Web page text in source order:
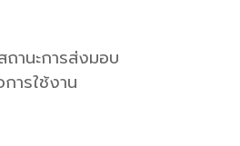
ถานะการส่งมอบ
ารใช้งาน